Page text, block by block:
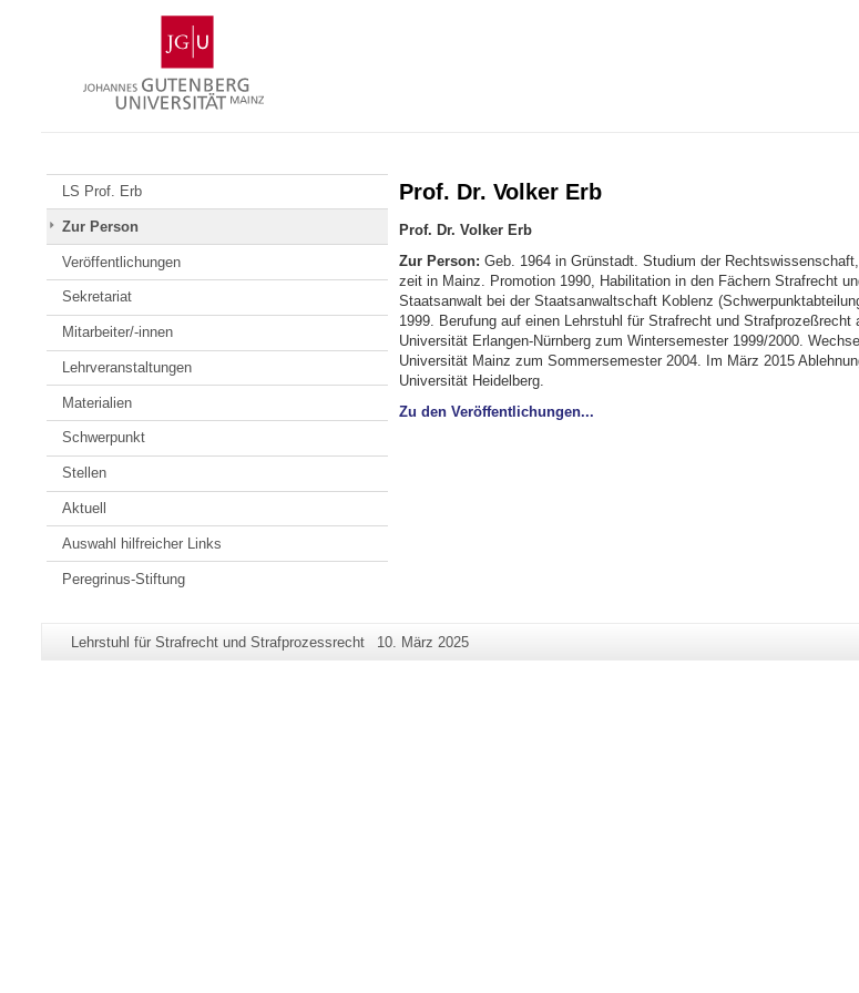
Gutenberg-
Universität
Mainz
LS Prof. Erb
Zur Person
Veröffentlichungen
Sekretariat
Mitarbeiter/-innen
Lehrveranstaltungen
Materialien
Schwerpunkt
Stellen
Aktuell
Auswahl hilfreicher Links
Peregrinus-Stiftung
Prof. Dr. Volker Erb
Prof. Dr. Volker Erb
Zur Person: Geb. 1964 in Grünstadt. Studium der
zeit in Mainz. Promotion 1990, Habilitation in den Fächern Strafrecht
Staatsanwalt bei der Staatsanwaltschaft Koblenz
1999. Berufung auf einen Lehr­stuhl für Strafrecht und Strafprozeßrecht
Universität Erlangen-Nürnberg zum Wintersemester 1999/2000.
Universität Mainz zum Sommersemester 2004. Im März 2015
Universität Heidelberg.
Zu den Veröffentlichungen...
Zusätzliche
Seiten-
Lehrstuhl für Strafrecht und Strafprozessrecht
Letzte
10. März 2025